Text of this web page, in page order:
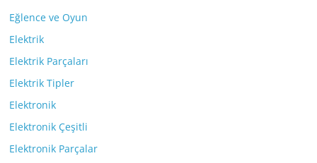
Eğlence ve Oyun
Elektrik
Elektrik Parçaları
Elektrik Tipler
Elektronik
Elektronik Çeşitli
Elektronik Parçalar